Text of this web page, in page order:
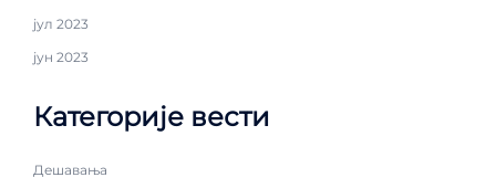
јул 2023
јун 2023
Категорије вести
Дешавања